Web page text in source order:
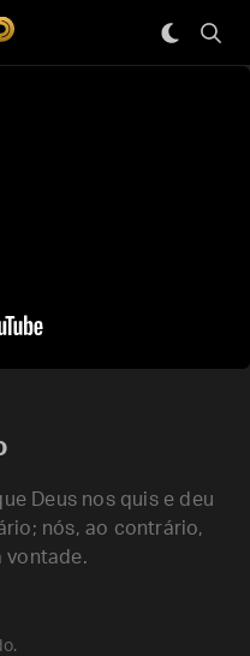
Deus nos quis e deu
nós, ao contrário,
vontade.